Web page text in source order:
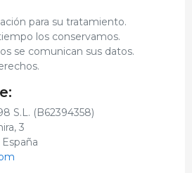
para su tratamiento.
los conservamos.
se comunican sus datos.
S.L. (B62394358)
3